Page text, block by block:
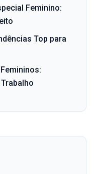
Feminino:
Top para